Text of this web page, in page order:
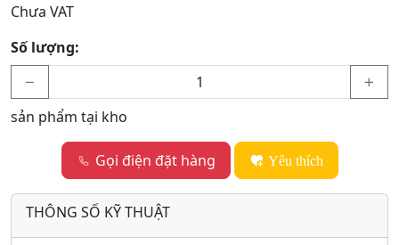
Chưa VAT
Số lượng:
sản phẩm tại kho
Gọi điện đặt hàng Yêu thích
THÔNG SỐ KỸ THUẬT